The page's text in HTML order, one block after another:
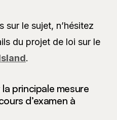
sur le sujet, n’hésitez
du projet de loi sur le
.
principale mesure
d’examen à